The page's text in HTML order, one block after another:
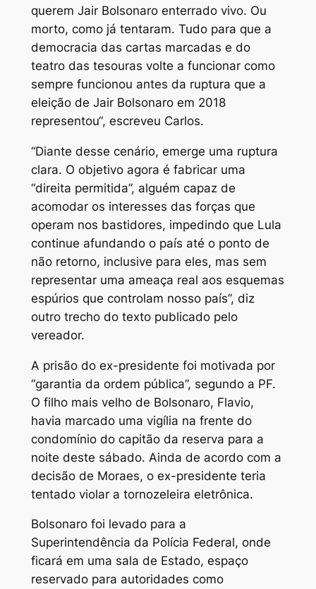
querem Jair Bolsonaro enterrado vivo. Ou
morto, como já tentaram. Tudo para que a
democracia das cartas marcadas e do
teatro das tesouras volte a funcionar como
sempre funcionou antes da ruptura que a
eleição de Jair Bolsonaro em 2018
representou“, escreveu Carlos.
“Diante desse cenário, emerge uma ruptura
clara. O objetivo agora é fabricar uma
“direita permitida”, alguém capaz de
acomodar os interesses das forças que
operam nos bastidores, impedindo que Lula
continue afundando o país até o ponto de
não retorno, inclusive para eles, mas sem
representar uma ameaça real aos esquemas
espúrios que controlam nosso país”, diz
outro trecho do texto publicado pelo
vereador.
A prisão do ex-presidente foi motivada por
“garantia da ordem pública”, segundo a PF.
O filho mais velho de Bolsonaro, Flavio,
havia marcado uma vigília na frente do
condomínio do capitão da reserva para a
noite deste sábado. Ainda de acordo com a
decisão de Moraes, o ex-presidente teria
tentado violar a tornozeleira eletrônica.
Bolsonaro foi levado para a
Superintendência da Polícia Federal, onde
ficará em uma sala de Estado, espaço
reservado para autoridades como